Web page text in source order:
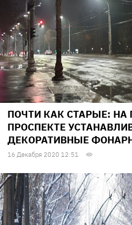
ПОЧТИ КАК СТАРЫЕ: НА
ПРОСПЕКТЕ
ДЕКОРАТИВНЫЕ
16 Декабря 2020 12:51